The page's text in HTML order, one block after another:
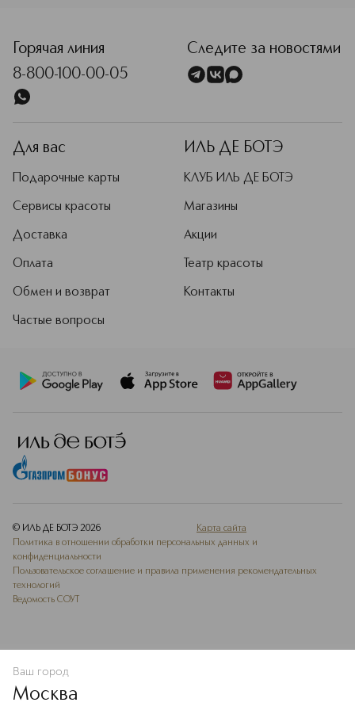
совершенствовать техники макияжа
для разных типов и тонов кожи.
Подробнее
Горячая линия
8-800-100-00-05
Следите за новостями
Для вас
Подарочные карты
Сервисы красоты
Доставка
Оплата
Обмен и возврат
Частые вопросы
ИЛЬ ДЕ БОТЭ
КЛУБ ИЛЬ ДЕ БОТЭ
Магазины
Акции
Театр красоты
Контакты
© ИЛЬ ДЕ БОТЭ 2026
Карта сайта
Политика в отношении обработки персональных данных и
конфиденциальности
Пользовательское соглашение и правила применения рекомендательных
технологий
Ведомость СОУТ
Ваш город
Москва